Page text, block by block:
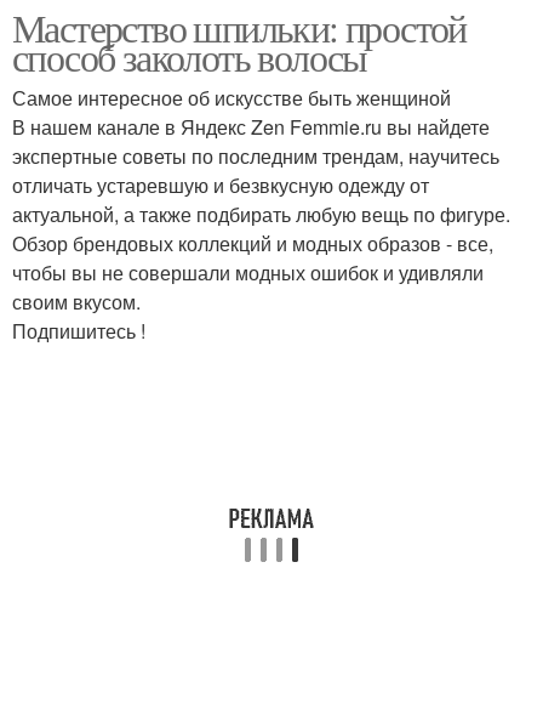
Пучок с косами
Мастерство шпильки: простой
способ заколоть волосы
Самое интересное об искусстве быть женщиной
В нашем канале в Яндекс Zen Femmie.ru вы найдете
экспертные советы по последним трендам, научитесь
отличать устаревшую и безвкусную одежду от
актуальной, а также подбирать любую вещь по фигуре.
Обзор брендовых коллекций и модных образов - все,
чтобы вы не совершали модных ошибок и удивляли
своим вкусом.
Подпишитесь !